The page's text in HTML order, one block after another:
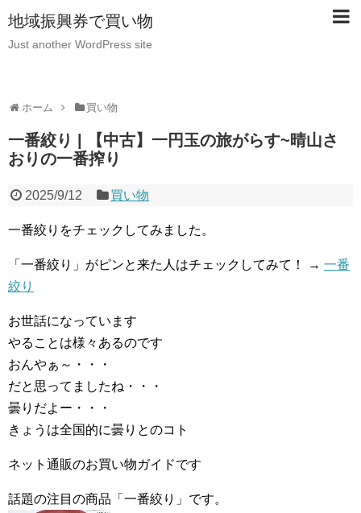
地域振興券で買い物
Just another WordPress site
ホーム 買い物
一番絞り | 【中古】一円玉の旅がらす~晴山さ
おりの一番搾り
2025/9/12 買い物
一番絞りをチェックしてみました。
「一番絞り」がピンと来た人はチェックしてみて！ → 一番
絞り
お世話になっています
やることは様々あるのです
おんやぁ～・・・
だと思ってましたね・・・
曇りだよー・・・
きょうは全国的に曇りとのコト
ネット通販のお買い物ガイドです
話題の注目の商品「一番絞り」です。